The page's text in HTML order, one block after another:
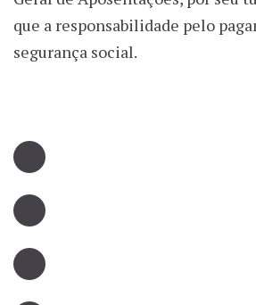
que a responsabilidade pelo
segurança social.